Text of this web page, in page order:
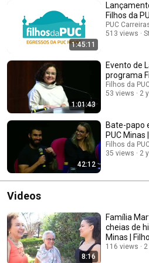
1:45:11
Filhos da
PUC
513 views
1:01:43
Evento de
programa
Filhos da
53 views
2
42:12
Bate-papo
PUC Minas
Filhos da
35 views
2
Videos
8:16
Família
cheias de
Minas |
116 views